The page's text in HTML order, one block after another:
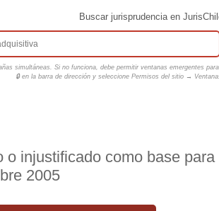
Buscar jurisprudencia en
simultáneas. Si no funciona, debe permitir ventanas emergentes
🔒 en la barra de dirección y seleccione Permisos del sitio →
o injustificado como base para
2005